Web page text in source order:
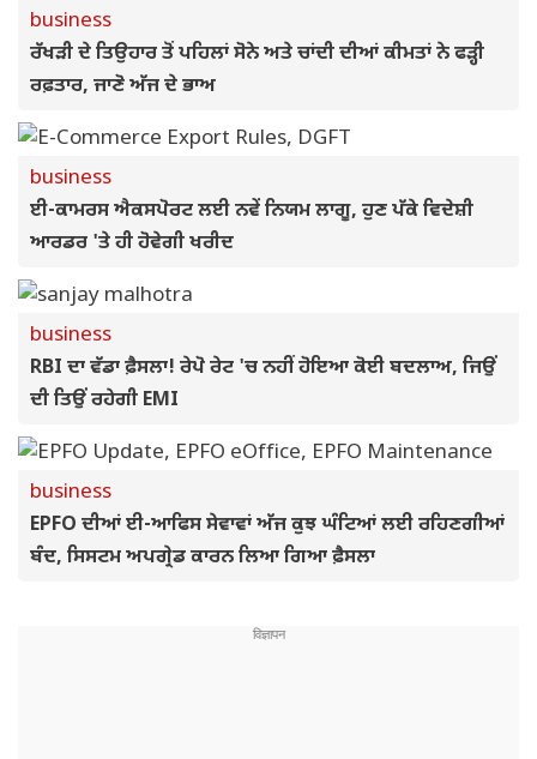
business
ਰੱਖੜੀ ਦੇ ਤਿਉਹਾਰ ਤੋਂ ਪਹਿਲਾਂ ਸੋਨੇ ਅਤੇ ਚਾਂਦੀ ਦੀਆਂ ਕੀਮਤਾਂ ਨੇ ਫੜ੍ਹੀ
ਰਫ਼ਤਾਰ, ਜਾਣੋ ਅੱਜ ਦੇ ਭਾਅ
business
ਈ-ਕਾਮਰਸ ਐਕਸਪੋਰਟ ਲਈ ਨਵੇਂ ਨਿਯਮ ਲਾਗੂ, ਹੁਣ ਪੱਕੇ ਵਿਦੇਸ਼ੀ
ਆਰਡਰ 'ਤੇ ਹੀ ਹੋਵੇਗੀ ਖਰੀਦ
business
RBI ਦਾ ਵੱਡਾ ਫ਼ੈਸਲਾ! ਰੇਪੋ ਰੇਟ 'ਚ ਨਹੀਂ ਹੋਇਆ ਕੋਈ ਬਦਲਾਅ, ਜਿਉਂ
ਦੀ ਤਿਉਂ ਰਹੇਗੀ EMI
business
EPFO ਦੀਆਂ ਈ-ਆਫਿਸ ਸੇਵਾਵਾਂ ਅੱਜ ਕੁਝ ਘੰਟਿਆਂ ਲਈ ਰਹਿਣਗੀਆਂ
ਬੰਦ, ਸਿਸਟਮ ਅਪਗ੍ਰੇਡ ਕਾਰਨ ਲਿਆ ਗਿਆ ਫ਼ੈਸਲਾ